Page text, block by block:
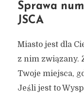
Sprawa
JSCA
Miasto jest dla
z nim związany.
Twoje miejsca,
Jeśli jest to